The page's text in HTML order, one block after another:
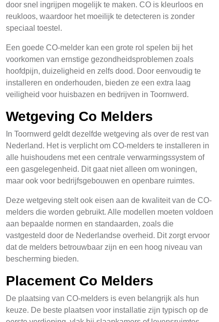
door snel ingrijpen mogelijk te maken. CO is kleurloos en
reukloos, waardoor het moeilijk te detecteren is zonder
speciaal toestel.
Een goede CO-melder kan een grote rol spelen bij het
voorkomen van ernstige gezondheidsproblemen zoals
hoofdpijn, duizeligheid en zelfs dood. Door eenvoudig te
installeren en onderhouden, bieden ze een extra laag
veiligheid voor huisbazen en bedrijven in Toornwerd.
Wetgeving Co Melders
In Toornwerd geldt dezelfde wetgeving als over de rest van
Nederland. Het is verplicht om CO-melders te installeren in
alle huishoudens met een centrale verwarmingssystem of
een gasgelegenheid. Dit gaat niet alleen om woningen,
maar ook voor bedrijfsgebouwen en openbare ruimtes.
Deze wetgeving stelt ook eisen aan de kwaliteit van de CO-
melders die worden gebruikt. Alle modellen moeten voldoen
aan bepaalde normen en standaarden, zoals die
vastgesteld door de Nederlandse overheid. Dit zorgt ervoor
dat de melders betrouwbaar zijn en een hoog niveau van
bescherming bieden.
Placement Co Melders
De plaatsing van CO-melders is even belangrijk als hun
keuze. De beste plaatsen voor installatie zijn typisch op de